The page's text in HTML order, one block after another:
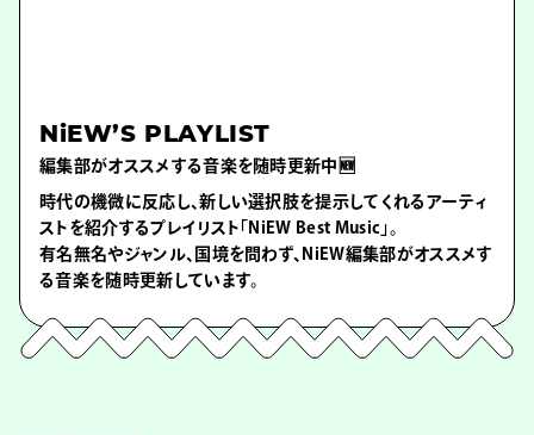
NiEW’S PLAYLIST
編集部がオススメする音楽を随時更新中🆕
時代の機微に反応し、新しい選択肢を提示してくれるアーティ
ストを紹介するプレイリスト「NiEW Best Music」。
有名無名やジャンル、国境を問わず、NiEW編集部がオススメす
る音楽を随時更新しています。